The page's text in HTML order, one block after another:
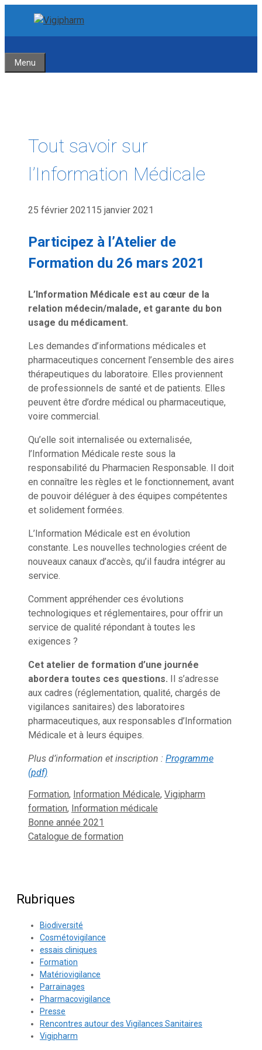
contenu
contenu
Menu
Tout savoir sur
l’Information Médicale
25 février 202115 janvier 2021
Participez à l’Atelier de
Formation du 26 mars 2021
L’Information Médicale est au cœur de la
relation médecin/malade, et garante du bon
usage du médicament.
Les demandes d’informations médicales et
pharmaceutiques concernent l’ensemble des aires
thérapeutiques du laboratoire. Elles proviennent
de professionnels de santé et de patients. Elles
peuvent être d’ordre médical ou pharmaceutique,
voire commercial.
Qu’elle soit internalisée ou externalisée,
l’Information Médicale reste sous la
responsabilité du Pharmacien Responsable. Il doit
en connaître les règles et le fonctionnement, avant
de pouvoir déléguer à des équipes compétentes
et solidement formées.
L’Information Médicale est en évolution
constante. Les nouvelles technologies créent de
nouveaux canaux d’accès, qu’il faudra intégrer au
service.
Comment appréhender ces évolutions
technologiques et réglementaires, pour offrir un
service de qualité répondant à toutes les
exigences ?
Cet atelier de formation d’une journée
abordera toutes ces questions. Il s’adresse
aux cadres (réglementation, qualité, chargés de
vigilances sanitaires) des laboratoires
pharmaceutiques, aux responsables d’Information
Médicale et à leurs équipes.
Plus d’information et inscription : Programme
(pdf)
Catégories
Formation, Information Médicale, Vigipharm
formation, Information médicale
Bonne année 2021
Catalogue de formation
Rubriques
Biodiversité
Cosmétovigilance
essais cliniques
Formation
Matériovigilance
Parrainages
Pharmacovigilance
Presse
Rencontres autour des Vigilances Sanitaires
Vigipharm